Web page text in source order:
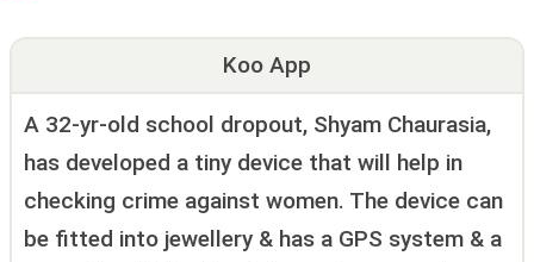
Koo App
A 32-yr-old school dropout, Shyam Chaurasia,
has developed a tiny device that will help in
checking crime against women. The device can
be fitted into jewellery & has a GPS system & a